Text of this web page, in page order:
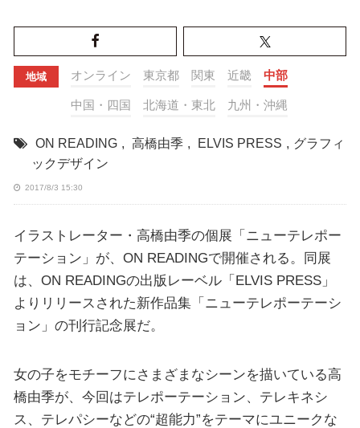
地域 オンライン 東京都 関東 近畿 中部
中国・四国 北海道・東北 九州・沖縄
ON READING , 高橋由季 , ELVIS PRESS , グラフィ
ックデザイン
2017/8/3 15:30
イラストレーター・高橋由季の個展「ニューテレポー
テーション」が、ON READINGで開催される。同展
は、ON READINGの出版レーベル「ELVIS PRESS」
よりリリースされた新作品集「ニューテレポーテーシ
ョン」の刊行記念展だ。
女の子をモチーフにさまざまなシーンを描いている高
橋由季が、今回はテレポーテーション、テレキネシ
ス、テレパシーなどの“超能力”をテーマにユニークな